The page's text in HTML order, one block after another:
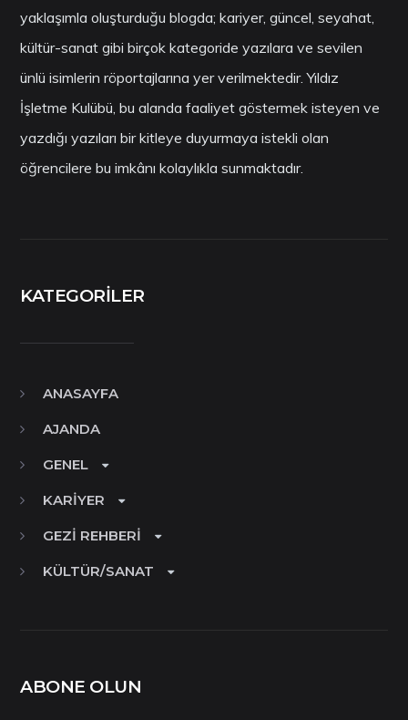
yaklaşımla oluşturduğu blogda; kariyer, güncel, seyahat,
kültür-sanat gibi birçok kategoride yazılara ve sevilen
ünlü isimlerin röportajlarına yer verilmektedir. Yıldız
İşletme Kulübü, bu alanda faaliyet göstermek isteyen ve
yazdığı yazıları bir kitleye duyurmaya istekli olan
öğrencilere bu imkânı kolaylıkla sunmaktadır.
KATEGORILER
ANASAYFA
AJANDA
GENEL
KARIYER
GEZI REHBERI
KÜLTÜR/SANAT
ABONE OLUN